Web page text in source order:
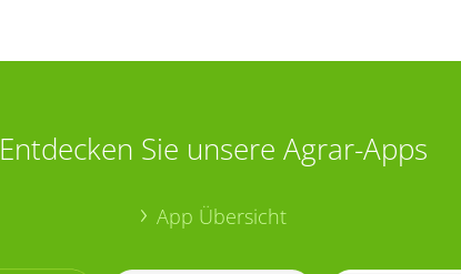
Entdecken Sie unsere Agrar-Apps
App Übersicht